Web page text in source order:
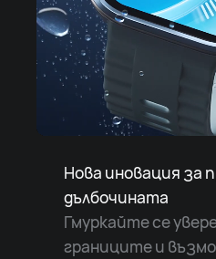
Нова иновация за
дълбочината
Гмуркайте се
границите и